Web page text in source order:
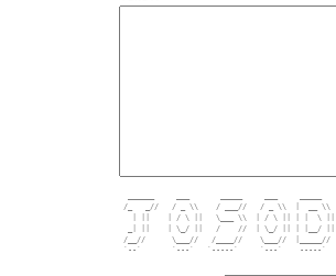
/_   _//   / _ \\    / ___//   / _ \\  |  __ \\
   | ||    | / \ ||   \___ \\  | / \ || | |  \ ||
  _| ||    | \_/ ||   /    //  | \_/ || | |__/ ||
/__//      \___//   /____//    \___//  |_____//
`--`       `---`   `-----`     `---`    -----`